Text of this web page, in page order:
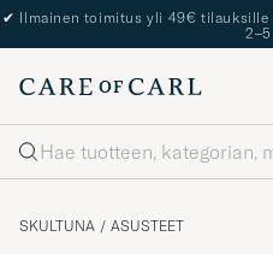
✔ Ilmainen toimitus yli 49€ tilauksille
Haku
SKULTUNA / ASUSTEET